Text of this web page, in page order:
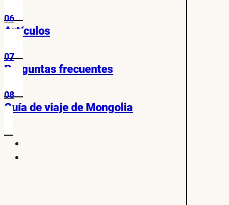
06
Artículos
07
Preguntas frecuentes
08
Guía de viaje de Mongolia